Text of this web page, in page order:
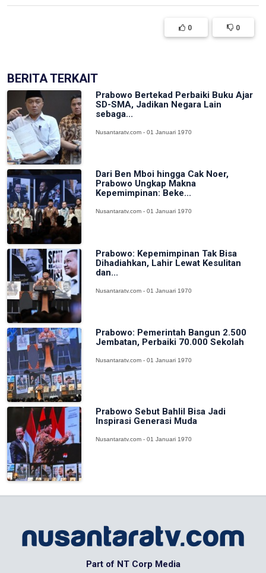
0 0
BERITA TERKAIT
Prabowo Bertekad Perbaiki Buku Ajar
SD-SMA, Jadikan Negara Lain
sebaga...
Nusantaratv.com - 01 Januari 1970
Dari Ben Mboi hingga Cak Noer,
Prabowo Ungkap Makna
Kepemimpinan: Beke...
Nusantaratv.com - 01 Januari 1970
Prabowo: Kepemimpinan Tak Bisa
Dihadiahkan, Lahir Lewat Kesulitan
dan...
Nusantaratv.com - 01 Januari 1970
Prabowo: Pemerintah Bangun 2.500
Jembatan, Perbaiki 70.000 Sekolah
Nusantaratv.com - 01 Januari 1970
Prabowo Sebut Bahlil Bisa Jadi
Inspirasi Generasi Muda
Nusantaratv.com - 01 Januari 1970
Part of NT Corp Media